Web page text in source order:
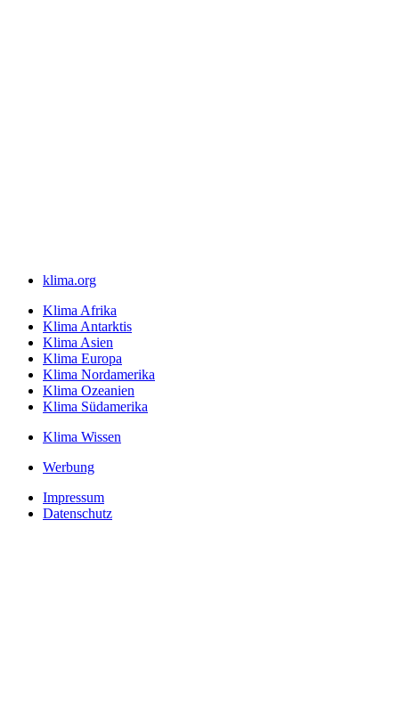
klima.org
Klima Afrika
Klima Antarktis
Klima Asien
Klima Europa
Klima Nordamerika
Klima Ozeanien
Klima Südamerika
Klima Wissen
Werbung
Impressum
Datenschutz